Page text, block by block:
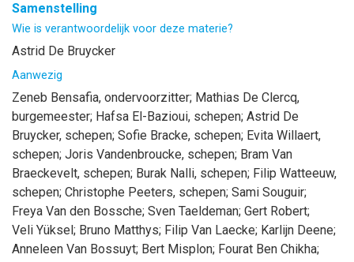
Samenstelling
Wie is verantwoordelijk voor deze materie?
Astrid De Bruycker
Aanwezig
Zeneb Bensafia, ondervoorzitter; Mathias De Clercq,
burgemeester; Hafsa El-Bazioui, schepen; Astrid De
Bruycker, schepen; Sofie Bracke, schepen; Evita Willaert,
schepen; Joris Vandenbroucke, schepen; Bram Van
Braeckevelt, schepen; Burak Nalli, schepen; Filip Watteeuw,
schepen; Christophe Peeters, schepen; Sami Souguir;
Freya Van den Bossche; Sven Taeldeman; Gert Robert;
Veli Yüksel; Bruno Matthys; Filip Van Laecke; Karlijn Deene;
Anneleen Van Bossuyt; Bert Misplon; Fourat Ben Chikha;